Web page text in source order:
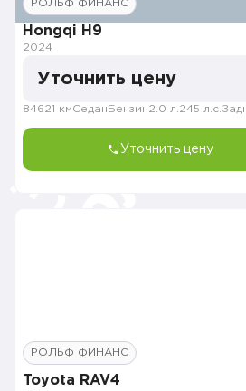
РОЛЬФ ФИНАНС
Hongqi H9
2024
Уточнить цену
84621 кмСедан Бензин2.0 л. 245 л.с.
Уточнить цену
РОЛЬФ ФИНАНС
Toyota RAV4